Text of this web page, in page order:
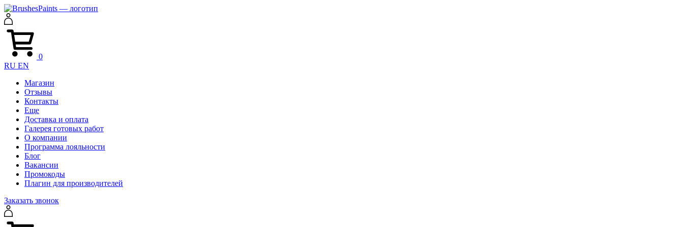
0
RU EN
Магазин
Отзывы
Контакты
Еще
Доставка и оплата
Галерея готовых работ
О компании
Программа лояльности
Блог
Вакансии
Промокоды
Плагин для производителей
Заказать звонок